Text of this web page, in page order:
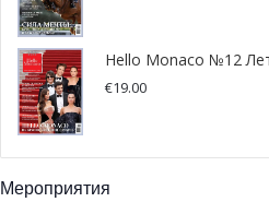
Hello Monaco №12
€19.00
Мероприятия